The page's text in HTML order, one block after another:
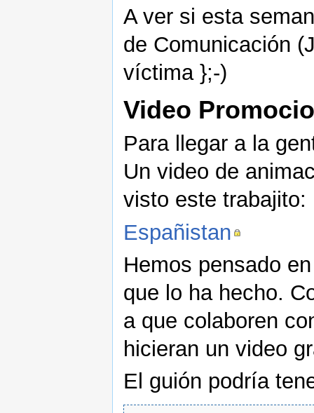
A ver si esta
de Comunicación
víctima };-)
Video
Para llegar a la
Un video de
visto este trabajito:
Españistan
Hemos pensado
que lo ha hecho.
a que colaboren
hicieran un video
El guión podría